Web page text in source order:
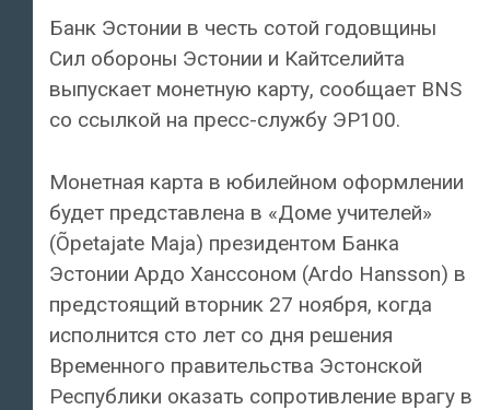
Банк Эстонии в честь сотой годовщины
Сил обороны Эстонии и Кайтселийта
выпускает монетную карту, сообщает BNS
со ссылкой на пресс-службу ЭР100.
Монетная карта в юбилейном оформлении
будет представлена в «Доме учителей»
(Õpetajate Maja) президентом Банка
Эстонии Ардо Ханссоном (Ardo Hansson) в
предстоящий вторник 27 ноября, когда
исполнится сто лет со дня решения
Временного правительства Эстонской
Республики оказать сопротивление врагу в